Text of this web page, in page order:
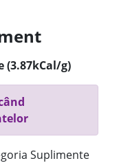
(3.87kCal/g)
Suplimente